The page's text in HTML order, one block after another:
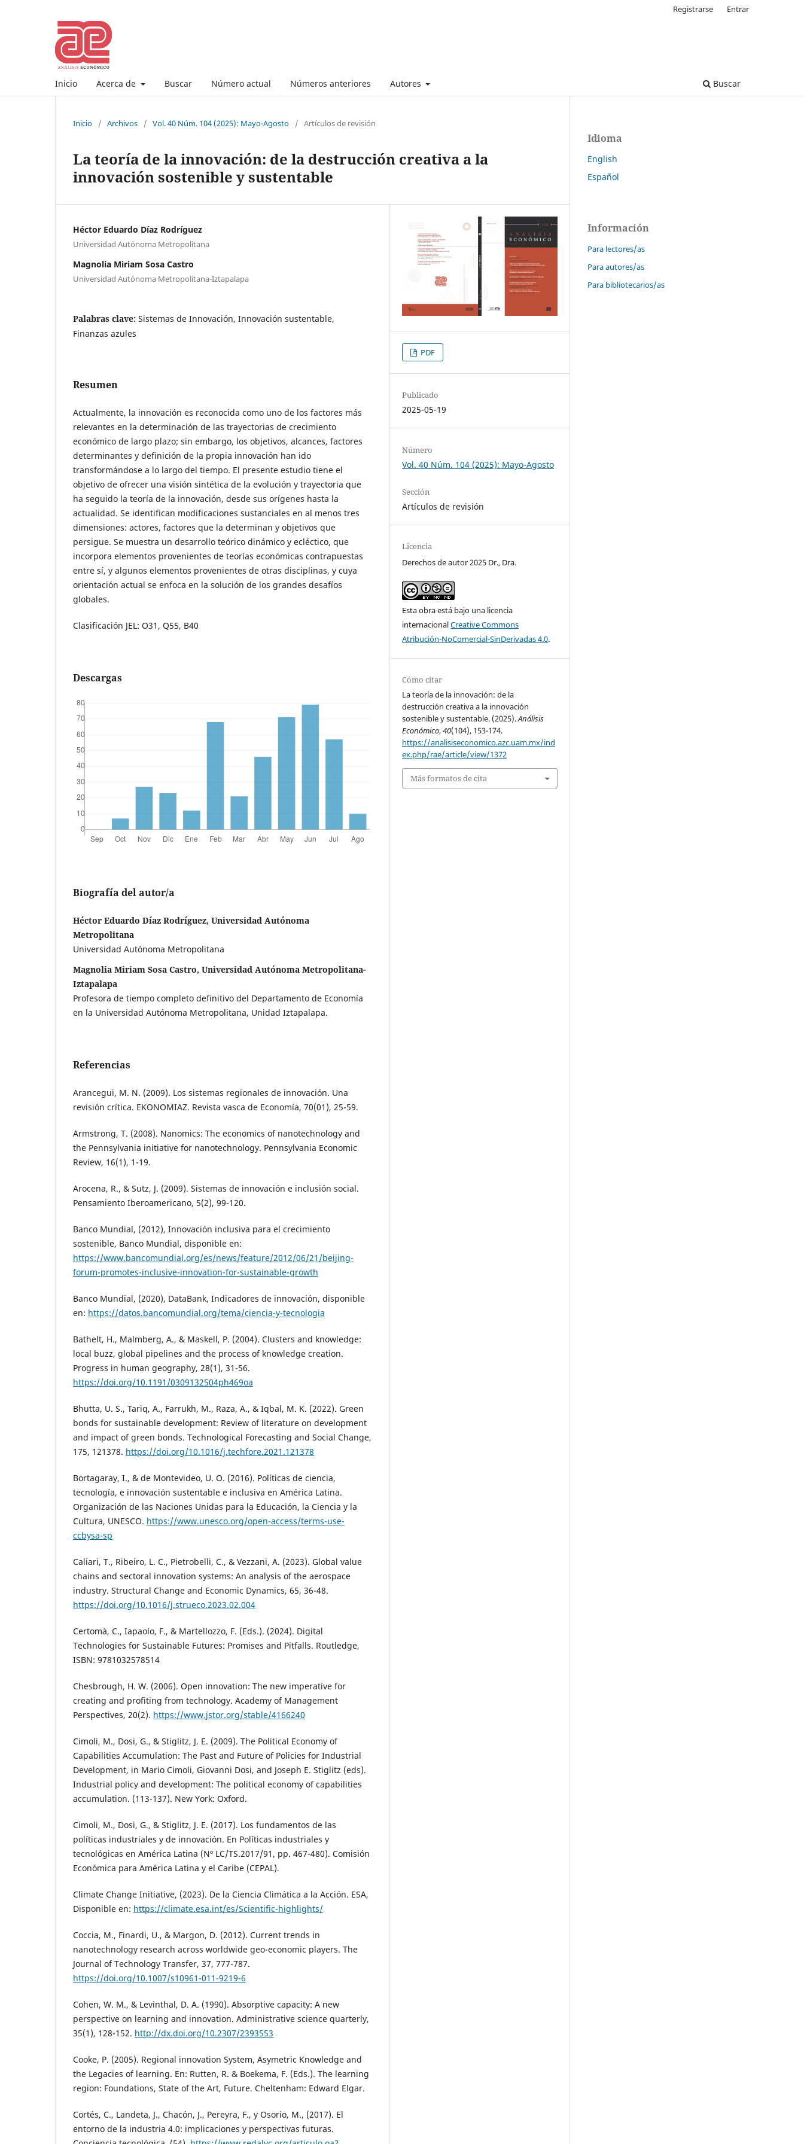
Inicio Acerca de Buscar Número actual Números anteriores Autores Buscar
Registrarse Entrar
Inicio / Archivos / Vol. 40 Núm. 104 (2025): Mayo-Agosto / Artículos de revisión
La teoría de la innovación: de la destrucción creativa a la
innovación sostenible y sustentable
Héctor Eduardo Díaz Rodríguez
Universidad Autónoma Metropolitana
Magnolia Miriam Sosa Castro
Universidad Autónoma Metropolitana-Iztapalapa
Palabras clave: Sistemas de Innovación, Innovación sustentable,
Finanzas azules
Resumen
Actualmente, la innovación es reconocida como uno de los factores más
relevantes en la determinación de las trayectorias de crecimiento
económico de largo plazo; sin embargo, los objetivos, alcances, factores
determinantes y definición de la propia innovación han ido
transformándose a lo largo del tiempo. El presente estudio tiene el
objetivo de ofrecer una visión sintética de la evolución y trayectoria que
ha seguido la teoría de la innovación, desde sus orígenes hasta la
actualidad. Se identifican modificaciones sustanciales en al menos tres
dimensiones: actores, factores que la determinan y objetivos que
persigue. Se muestra un desarrollo teórico dinámico y ecléctico, que
incorpora elementos provenientes de teorías económicas contrapuestas
entre sí, y algunos elementos provenientes de otras disciplinas, y cuya
orientación actual se enfoca en la solución de los grandes desafíos
globales.
Clasificación JEL: O31, Q55, B40
Descargas
Biografía del autor/a
Héctor Eduardo Díaz Rodríguez, Universidad Autónoma
Metropolitana
Universidad Autónoma Metropolitana
Magnolia Miriam Sosa Castro, Universidad Autónoma Metropolitana-
Iztapalapa
Profesora de tiempo completo definitivo del Departamento de Economía
en la Universidad Autónoma Metropolitana, Unidad Iztapalapa.
Referencias
Arancegui, M. N. (2009). Los sistemas regionales de innovación. Una
revisión crítica. EKONOMIAZ. Revista vasca de Economía, 70(01), 25-59.
Armstrong, T. (2008). Nanomics: The economics of nanotechnology and
the Pennsylvania initiative for nanotechnology. Pennsylvania Economic
Review, 16(1), 1-19.
Arocena, R., & Sutz, J. (2009). Sistemas de innovación e inclusión social.
Pensamiento Iberoamericano, 5(2), 99-120.
Banco Mundial, (2012), Innovación inclusiva para el crecimiento
sostenible, Banco Mundial, disponible en:
https://www.bancomundial.org/es/news/feature/2012/06/21/beijing-
forum-promotes-inclusive-innovation-for-sustainable-growth
Banco Mundial, (2020), DataBank, Indicadores de innovación, disponible
en: https://datos.bancomundial.org/tema/ciencia-y-tecnologia
Bathelt, H., Malmberg, A., & Maskell, P. (2004). Clusters and knowledge:
local buzz, global pipelines and the process of knowledge creation.
Progress in human geography, 28(1), 31-56.
https://doi.org/10.1191/0309132504ph469oa
Bhutta, U. S., Tariq, A., Farrukh, M., Raza, A., & Iqbal, M. K. (2022). Green
bonds for sustainable development: Review of literature on development
and impact of green bonds. Technological Forecasting and Social Change,
175, 121378. https://doi.org/10.1016/j.techfore.2021.121378
Bortagaray, I., & de Montevideo, U. O. (2016). Políticas de ciencia,
tecnología, e innovación sustentable e inclusiva en América Latina.
Organización de las Naciones Unidas para la Educación, la Ciencia y la
Cultura, UNESCO. https://www.unesco.org/open-access/terms-use-
ccbysa-sp
Caliari, T., Ribeiro, L. C., Pietrobelli, C., & Vezzani, A. (2023). Global value
chains and sectoral innovation systems: An analysis of the aerospace
industry. Structural Change and Economic Dynamics, 65, 36-48.
https://doi.org/10.1016/j.strueco.2023.02.004
Certomà, C., Iapaolo, F., & Martellozzo, F. (Eds.). (2024). Digital
Technologies for Sustainable Futures: Promises and Pitfalls. Routledge,
ISBN: 9781032578514
Chesbrough, H. W. (2006). Open innovation: The new imperative for
creating and profiting from technology. Academy of Management
Perspectives, 20(2). https://www.jstor.org/stable/4166240
Cimoli, M., Dosi, G., & Stiglitz, J. E. (2009). The Political Economy of
Capabilities Accumulation: The Past and Future of Policies for Industrial
Development, in Mario Cimoli, Giovanni Dosi, and Joseph E. Stiglitz (eds).
Industrial policy and development: The political economy of capabilities
accumulation. (113-137). New York: Oxford.
Cimoli, M., Dosi, G., & Stiglitz, J. E. (2017). Los fundamentos de las
políticas industriales y de innovación. En Políticas industriales y
tecnológicas en América Latina (Nº LC/TS.2017/91, pp. 467-480). Comisión
Económica para América Latina y el Caribe (CEPAL).
Climate Change Initiative, (2023). De la Ciencia Climática a la Acción. ESA,
Disponible en: https://climate.esa.int/es/Scientific-highlights/
Coccia, M., Finardi, U., & Margon, D. (2012). Current trends in
nanotechnology research across worldwide geo-economic players. The
Journal of Technology Transfer, 37, 777-787.
https://doi.org/10.1007/s10961-011-9219-6
Cohen, W. M., & Levinthal, D. A. (1990). Absorptive capacity: A new
perspective on learning and innovation. Administrative science quarterly,
35(1), 128-152. http://dx.doi.org/10.2307/2393553
Cooke, P. (2005). Regional innovation System, Asymetric Knowledge and
the Legacies of learning. En: Rutten, R. & Boekema, F. (Eds.). The learning
region: Foundations, State of the Art, Future. Cheltenham: Edward Elgar.
Cortés, C., Landeta, J., Chacón, J., Pereyra, F., y Osorio, M., (2017). El
entorno de la industria 4.0: implicaciones y perspectivas futuras.
PDF
Publicado
2025-05-19
Número
Vol. 40 Núm. 104 (2025): Mayo-Agosto
Sección
Artículos de revisión
Licencia
Derechos de autor 2025 Dr., Dra.
Esta obra está bajo una licencia
internacionalCreative Commons
Atribución-NoComercial-SinDerivadas 4.0.
Cómo citar
La teoría de la innovación: de la
destrucción creativa a la innovación
sostenible y sustentable. (2025).Análisis
Económico,40(104), 153-174.
https://analisiseconomico.azc.uam.mx/ind
ex.php/rae/article/view/1372
Más formatos de cita
Idioma
English
Español
Información
Para lectores/as
Para autores/as
Para bibliotecarios/as